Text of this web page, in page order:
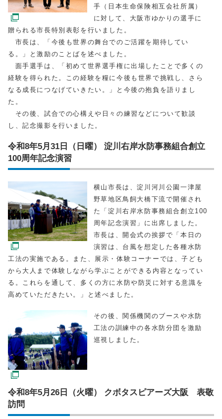
手（日本生命保険相互会社所属）
に対して、大阪市ゆかりの選手に
贈られる市長特別表彰を行いました。
市長は、「今後も世界の舞台でのご活躍を期待してい
る。」と激励のことばを述べました。
面手選手は、「初めて世界選手権に出場したことで多くの
経験を得られた。この経験を糧に今後も世界で挑戦し、さら
なる成長につなげていきたい。」と今後の抱負を語りまし
た。
その後、試合での心構えや日々の練習などについて歓談
し、記念撮影を行いました。
令和8年5月31日（日曜） 淀川右岸水防事務組合創立
100周年記念演習
横山市長は、淀川河川公園一津屋
野草地区鳥飼大橋下流で開催され
た「淀川右岸水防事務組合創立100
周年記念演習」に出席しました。
市長は、開会式の挨拶で「本日の
演習は、台風を想定した各種水防
工法の実施である。また、展示・体験コーナーでは、子ども
から大人まで体験しながら学ぶことができる内容となってい
る。これらを通して、多くの方に水防や防災に対する意識を
高めていただきたい。」と述べました。
その後、関係機関のブースや水防
工法の訓練中の各水防分団を激励
巡視しました。
令和8年5月26日（火曜） クボタスピアーズ大阪 表敬
訪問